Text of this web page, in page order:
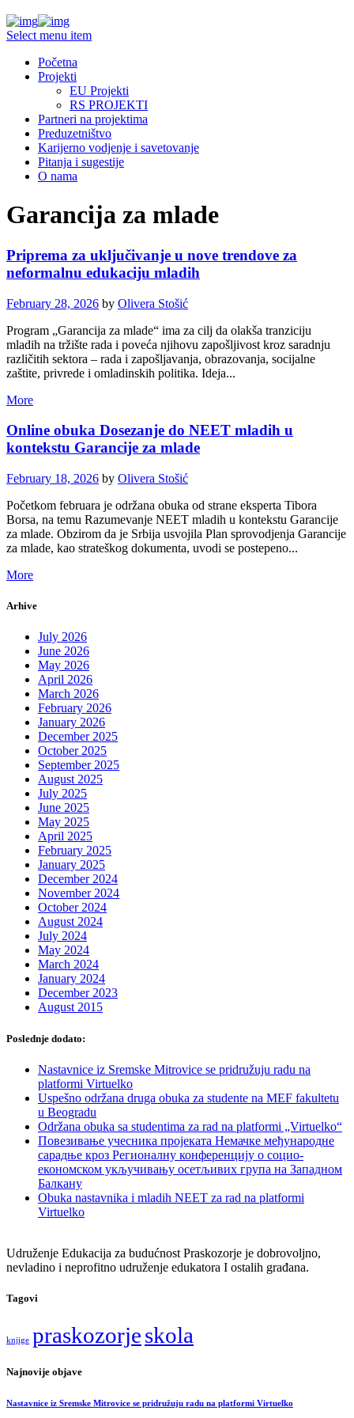
Select menu item
Početna
Projekti
EU Projekti
RS PROJEKTI
Partneri na projektima
Preduzetništvo
Karijerno vodjenje i savetovanje
Pitanja i sugestije
O nama
Garancija za mlade
Priprema za uključivanje u nove trendove za
neformalnu edukaciju mladih
February 28, 2026 by Olivera Stošić
Program „Garancija za mlade“ ima za cilj da olakša tranziciju
mladih na tržište rada i poveća njihovu zapošljivost kroz saradnju
različitih sektora – rada i zapošljavanja, obrazovanja, socijalne
zaštite, privrede i omladinskih politika. Ideja...
More
Online obuka Dosezanje do NEET mladih u
kontekstu Garancije za mlade
February 18, 2026 by Olivera Stošić
Početkom februara je održana obuka od strane eksperta Tibora
Borsa, na temu Razumevanje NEET mladih u kontekstu Garancije
za mlade. Obzirom da je Srbija usvojila Plan sprovodjenja Garancije
za mlade, kao strateškog dokumenta, uvodi se postepeno...
More
Arhive
July 2026
June 2026
May 2026
April 2026
March 2026
February 2026
January 2026
December 2025
October 2025
September 2025
August 2025
July 2025
June 2025
May 2025
April 2025
February 2025
January 2025
December 2024
November 2024
October 2024
August 2024
July 2024
May 2024
March 2024
January 2024
December 2023
August 2015
Poslednje dodato:
Nastavnice iz Sremske Mitrovice se pridružuju radu na
platformi Virtuelko
Uspešno održana druga obuka za studente na MEF fakultetu
u Beogradu
Održana obuka sa studentima za rad na platformi „Virtuelko“
Повезивање учесника пројеката Немачке међународне
сарадње кроз Регионалну конференцију о социо-
економском укључивању осетљивих група на Западном
Балкану
Obuka nastavnika i mladih NEET za rad na platformi
Virtuelko
Udruženje Edukacija za budućnost Praskozorje je dobrovoljno,
nevladino i neprofitno udruženje edukatora I ostalih građana.
Tagovi
knjige praskozorjeskola
Najnovije objave
Nastavnice iz Sremske Mitrovice se pridružuju radu na platformi Virtuelko